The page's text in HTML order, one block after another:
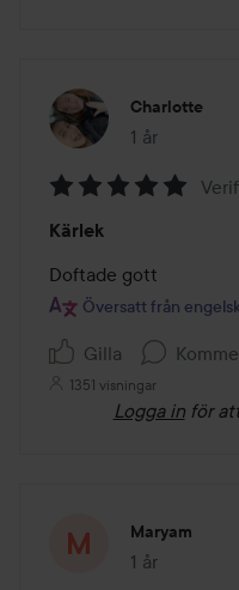
Charlotte
1 år
Inlägget
5
av
5
Kärlek
Doftade gott
Översatt från
Gilla
1351 visningar
Logga in för
Maryam
1 år
Inlägget